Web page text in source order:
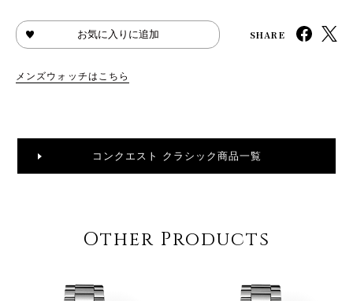
お気に入りに追加 SHARE
メンズウォッチはこちら
コンクエスト クラシック商品一覧
Other Products